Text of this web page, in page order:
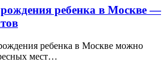
рождения ребенка в Москве —
ребенка в Москве можно
мест…